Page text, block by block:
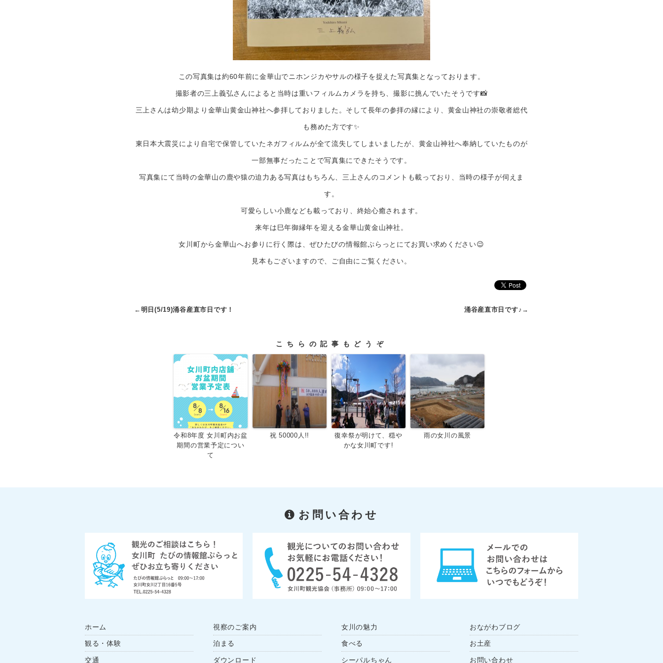
この写真集は約60年前に金華山でニホンジカやサルの様子を捉えた写真集となっております。
撮影者の三上義弘さんによると当時は重いフィルムカメラを持ち、撮影に挑んでいたそうです📸
三上さんは幼少期より金華山黄金山神社へ参拝しておりました。そして長年の参拝の縁により、黄金山神社の崇敬者総代
も務めた方です✨
東日本大震災により自宅で保管していたネガフィルムが全て流失してしまいましたが、黄金山神社へ奉納していたものが
一部無事だったことで写真集にできたそうです。
写真集にて当時の金華山の鹿や猿の迫力ある写真はもちろん、三上さんのコメントも載っており、当時の様子が伺えま
す。
可愛らしい小鹿なども載っており、終始心癒されます。
来年は巳年御縁年を迎える金華山黄金山神社。
女川町から金華山へお参りに行く際は、ぜひたびの情報館ぷらっとにてお買い求めください😉
見本もございますので、ご自由にご覧ください。
← 明日(5/19)涌谷産直市日です！ 涌谷産直市日です♪ →
こちらの記事もどうぞ
令和8年度 女川町内お盆
期間の営業予定につい
て
祝 50000人!!
復幸祭が明けて、穏や
かな女川町です!
雨の女川の風景
お問い合わせ
ホーム
観る・体験
交通
視察のご案内
泊まる
ダウンロード
女川の魅力
食べる
シーパルちゃん
おながわブログ
お土産
お問い合わせ